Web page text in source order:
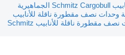
وحدات نصف مقطورة ناقلة للأنابيب Schmitz Cargobull الجماهيرية
وحدات نصف مقطورة ناقلة للأنابيب
وحدات نصف مقطورة ناقلة للأنابيب Schmitz